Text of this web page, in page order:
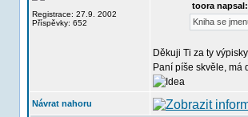
Registrace: 27.9. 2002
Příspěvky: 652
toora napsal:
Kniha se
Děkuji Ti za ty
Paní píše skvěle, má
Návrat nahoru